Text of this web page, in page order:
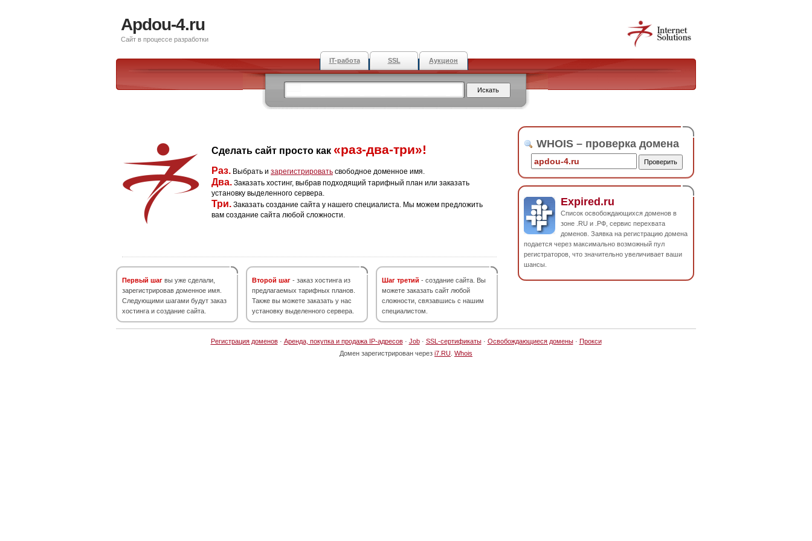
Apdou-4.ru
Сайт в процессе разработки
IT-работа SSL Аукцион
Сделать сайт просто как «раз-два-три»!
Раз. Выбрать и зарегистрировать свободное доменное имя.
Два. Заказать хостинг, выбрав подходящий тарифный план или заказать
установку выделенного сервера.
Три. Заказать создание сайта у нашего специалиста. Мы можем предложить
вам создание сайта любой сложности.
Первый шаг вы уже сделали,
зарегистрировав доменное имя.
Следующими шагами будут заказ
хостинга и создание сайта.
Второй шаг - заказ хостинга из
предлагаемых тарифных планов.
Также вы можете заказать у нас
установку выделенного сервера.
Шаг третий - создание сайта. Вы
можете заказать сайт любой
сложности, связавшись с нашим
специалистом.
WHOIS – проверка домена
Expired.ru
Список освобождающихся доменов в
зоне .RU и .РФ, сервис перехвата
доменов. Заявка на регистрацию домена
подается через максимально возможный пул
регистраторов, что значительно увеличивает ваши
шансы.
Регистрация доменов· Аренда, покупка и продажа IP-адресов· Job· SSL-сертификаты· Освобождающиеся домены· Прокси
Домен зарегистрирован через i7.RU Whois